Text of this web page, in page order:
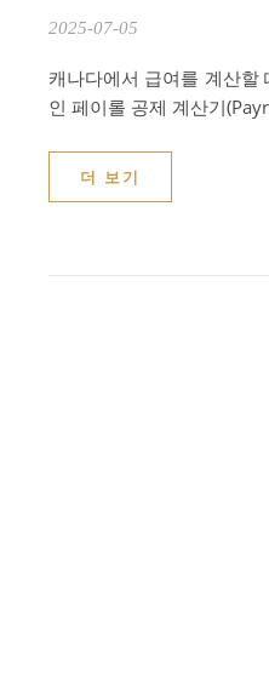
2025-07-05
캐나다에서 급여를 계산할
인 페이롤 공제 계산기
더 보기